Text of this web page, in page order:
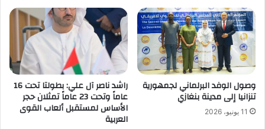
وصول الوفد البرلماني لجمهورية
تنزانيا إلى مدينة بنغازي
11 يونيو، 2026
راشد ناصر آل علي: بطولتا تحت 16
عاماً وتحت 23 عاماً تمثلان حجر
الأساس لمستقبل ألعاب القوى
العربية